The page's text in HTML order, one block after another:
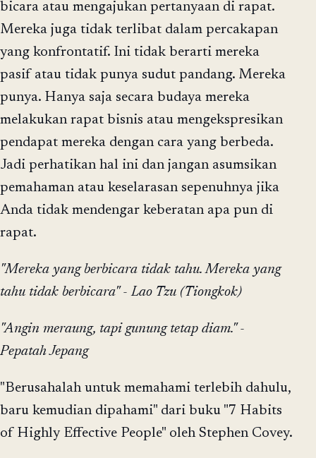
bicara atau mengajukan pertanyaan di rapat.
Mereka juga tidak terlibat dalam percakapan
yang konfrontatif. Ini tidak berarti mereka
pasif atau tidak punya sudut pandang. Mereka
punya. Hanya saja secara budaya mereka
melakukan rapat bisnis atau mengekspresikan
pendapat mereka dengan cara yang berbeda.
Jadi perhatikan hal ini dan jangan asumsikan
pemahaman atau keselarasan sepenuhnya jika
Anda tidak mendengar keberatan apa pun di
rapat.
"Mereka yang berbicara tidak tahu. Mereka yang
tahu tidak berbicara" - Lao Tzu (Tiongkok)
"Angin meraung, tapi gunung tetap diam." -
Pepatah Jepang
"Berusahalah untuk memahami terlebih dahulu,
baru kemudian dipahami" dari buku "7 Habits
of Highly Effective People" oleh Stephen Covey.